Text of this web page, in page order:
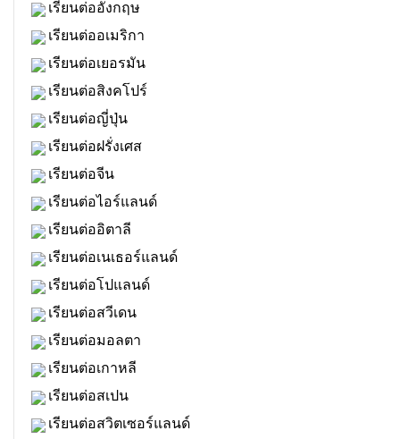
เรียนต่ออังกฤษ
เรียนต่ออเมริกา
เรียนต่อเยอรมัน
เรียนต่อสิงคโปร์
เรียนต่อญี่ปุ่น
เรียนต่อฝรั่งเศส
เรียนต่อจีน
เรียนต่อไอร์แลนด์
เรียนต่ออิตาลี
เรียนต่อเนเธอร์แลนด์
เรียนต่อโปแลนด์
เรียนต่อสวีเดน
เรียนต่อมอลตา
เรียนต่อเกาหลี
เรียนต่อสเปน
เรียนต่อสวิตเซอร์แลนด์